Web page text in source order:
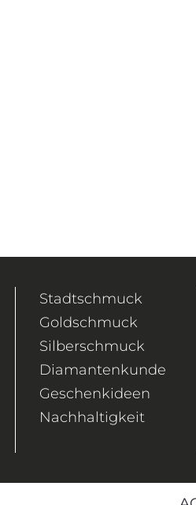
Stadtschmuck
Goldschmuck
Silberschmuck
Diamantenkunde
Geschenkideen
Nachhaltigkeit